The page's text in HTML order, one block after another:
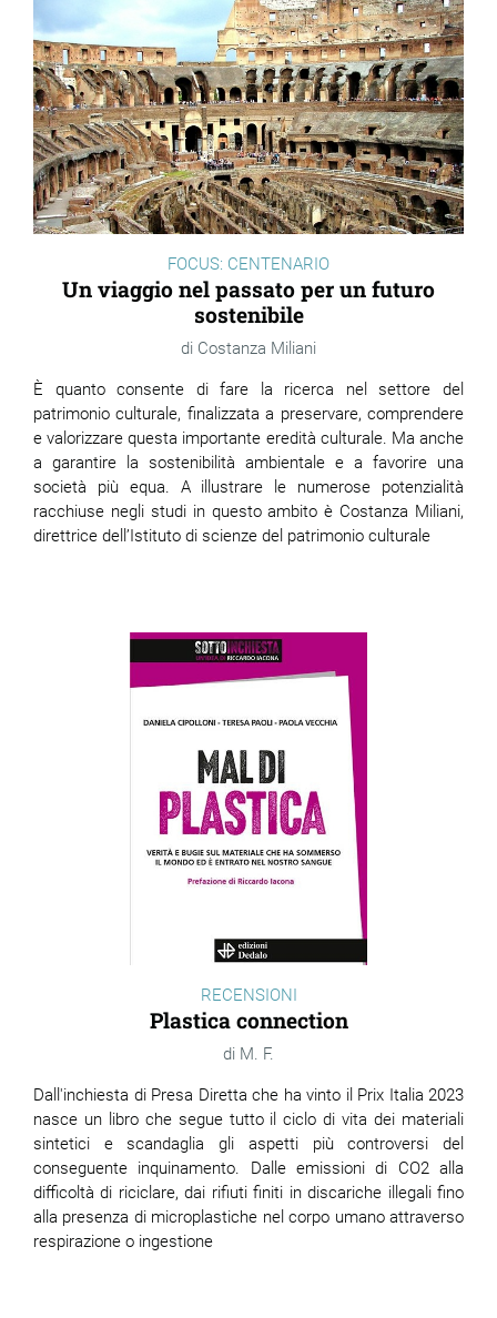
FOCUS: CENTENARIO
Un viaggio nel passato per un futuro
sostenibile
Costanza Miliani
È quanto consente di fare la ricerca nel settore del
patrimonio culturale, finalizzata a preservare, comprendere
e valorizzare questa importante eredità culturale. Ma anche
a garantire la sostenibilità ambientale e a favorire una
società più equa. A illustrare le numerose potenzialità
racchiuse negli studi in questo ambito è Costanza Miliani,
direttrice dell’Istituto di scienze del patrimonio culturale
RECENSIONI
Plastica connection
M. F.
Dall'inchiesta di Presa Diretta che ha vinto il Prix Italia 2023
nasce un libro che segue tutto il ciclo di vita dei materiali
sintetici e scandaglia gli aspetti più controversi del
conseguente inquinamento. Dalle emissioni di CO2 alla
difficoltà di riciclare, dai rifiuti finiti in discariche illegali fino
alla presenza di microplastiche nel corpo umano attraverso
respirazione o ingestione